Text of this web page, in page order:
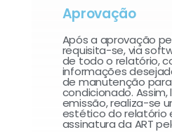
Aprovação
Após a aprovação
requisita-se, via
de todo o relatório,
informações
de manutenção
condicionado.
emissão, realiza-se
estético do relatório
assinatura da ART